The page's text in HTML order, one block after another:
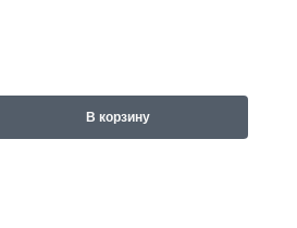
В корзину